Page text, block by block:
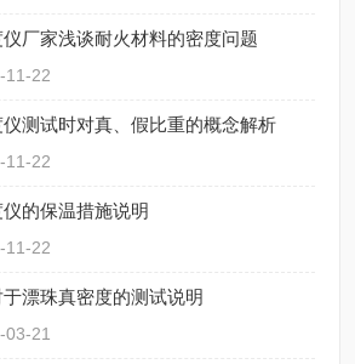
厂家浅谈耐火材料的密度问题
11-22
测试时对真、假比重的概念解析
11-22
的保温措施说明
11-22
漂珠真密度的测试说明
03-21